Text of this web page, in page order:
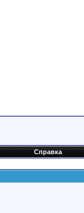
Справка